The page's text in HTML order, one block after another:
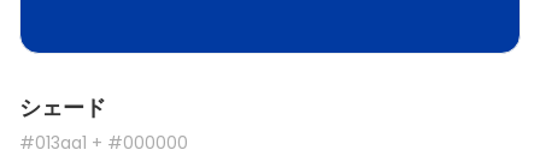
シェード
#013aa1 + #000000